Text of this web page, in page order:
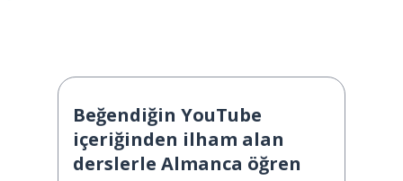
Beğendiğin YouTube
içeriğinden ilham alan
derslerle Almanca öğren